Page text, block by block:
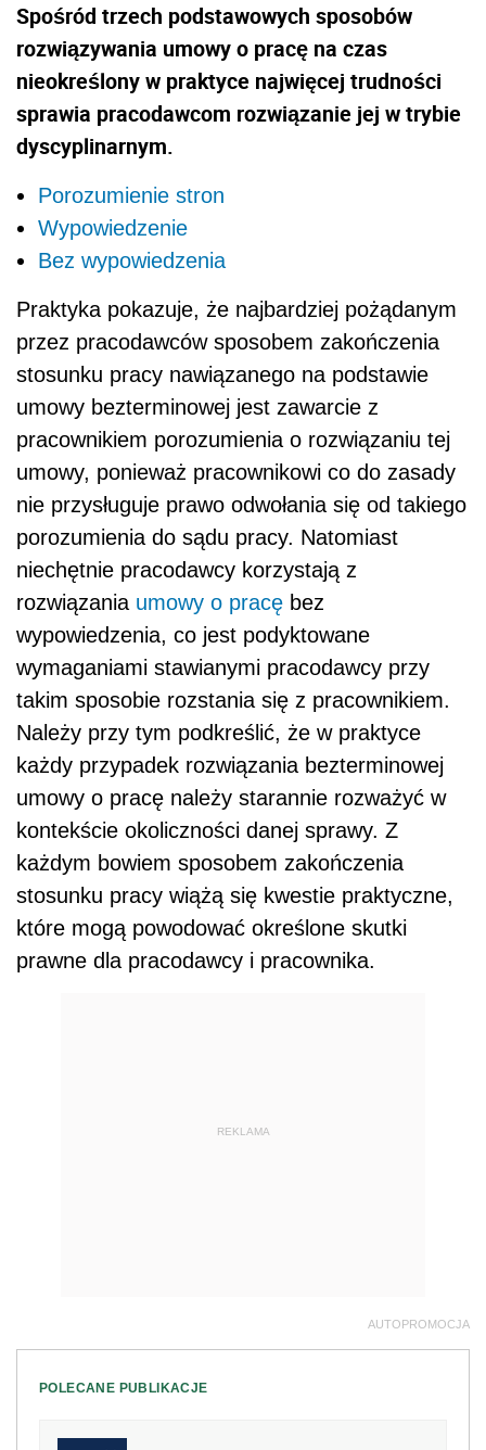
Spośród trzech podstawowych sposobów
rozwiązywania umowy o pracę na czas
nieokreślony w praktyce najwięcej trudności
sprawia pracodawcom rozwiązanie jej w trybie
dyscyplinarnym.
Porozumienie stron
Wypowiedzenie
Bez wypowiedzenia
Praktyka pokazuje, że najbardziej pożądanym
przez pracodawców sposobem zakończenia
stosunku pracy nawiązanego na podstawie
umowy bezterminowej jest zawarcie z
pracownikiem porozumienia o rozwiązaniu tej
umowy, ponieważ pracownikowi co do zasady
nie przysługuje prawo odwołania się od takiego
porozumienia do sądu pracy. Natomiast
niechętnie pracodawcy korzystają z
rozwiązania umowy o pracę bez
wypowiedzenia, co jest podyktowane
wymaganiami stawianymi pracodawcy przy
takim sposobie rozstania się z pracownikiem.
Należy przy tym podkreślić, że w praktyce
każdy przypadek rozwiązania bezterminowej
umowy o pracę należy starannie rozważyć w
kontekście okoliczności danej sprawy. Z
każdym bowiem sposobem zakończenia
stosunku pracy wiążą się kwestie praktyczne,
które mogą powodować określone skutki
prawne dla pracodawcy i pracownika.
REKLAMA
AUTOPROMOCJA
POLECANE PUBLIKACJE